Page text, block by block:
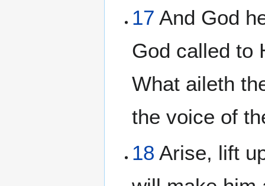
17 And God
God called to
What aileth
the voice of
18 Arise, lift